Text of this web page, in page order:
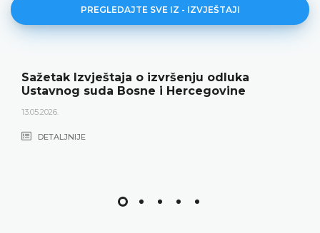
PREGLEDAJTE SVE IZ - IZVJEŠTAJI
Sažetak Izvještaja o izvršenju odluka
Ustavnog suda Bosne i Hercegovine
13.05.2026.
DETALJNIJE